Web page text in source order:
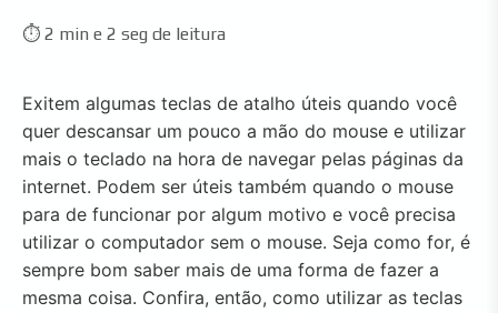
⏱️ 2 min e 2 seg de leitura
Exitem algumas teclas de atalho úteis quando você
quer descansar um pouco a mão do mouse e utilizar
mais o teclado na hora de navegar pelas páginas da
internet. Podem ser úteis também quando o mouse
para de funcionar por algum motivo e você precisa
utilizar o computador sem o mouse. Seja como for, é
sempre bom saber mais de uma forma de fazer a
mesma coisa. Confira, então, como utilizar as teclas